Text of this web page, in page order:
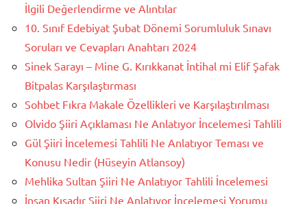
İlgili Değerlendirme ve Alıntılar
10. Sınıf Edebiyat Şubat Dönemi Sorumluluk Sınavı
Soruları ve Cevapları Anahtarı 2024
Sinek Sarayı – Mine G. Kırıkkanat İntihal mi Elif Şafak
Bitpalas Karşılaştırması
Sohbet Fıkra Makale Özellikleri ve Karşılaştırılması
Olvido Şiiri Açıklaması Ne Anlatıyor İncelemesi Tahlili
Gül Şiiri İncelemesi Tahlili Ne Anlatıyor Teması ve
Konusu Nedir (Hüseyin Atlansoy)
Mehlika Sultan Şiiri Ne Anlatıyor Tahlili İncelemesi
İnsan Kısadır Şiiri Ne Anlatıyor İncelemesi Yorumu